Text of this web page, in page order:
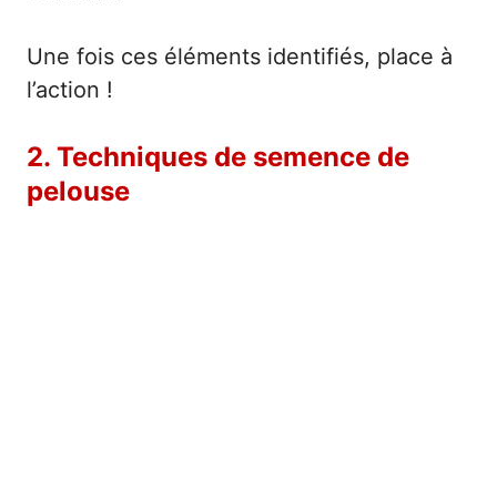
Une fois ces éléments identifiés, place à
l’action !
2. Techniques de semence de
pelouse